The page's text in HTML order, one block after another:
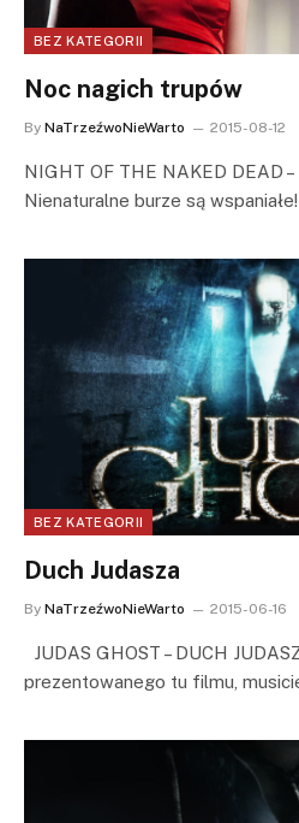
BEZ KATEGORII
Noc nagich trupów
By NaTrzeźwoNieWarto 2015-08-12
NIGHT OF THE NAKED DEAD
Nienaturalne burze są
BEZ KATEGORII
Duch Judasza
By NaTrzeźwoNieWarto 2015-06-16
JUDAS GHOST – DUCH
prezentowanego tu filmu,